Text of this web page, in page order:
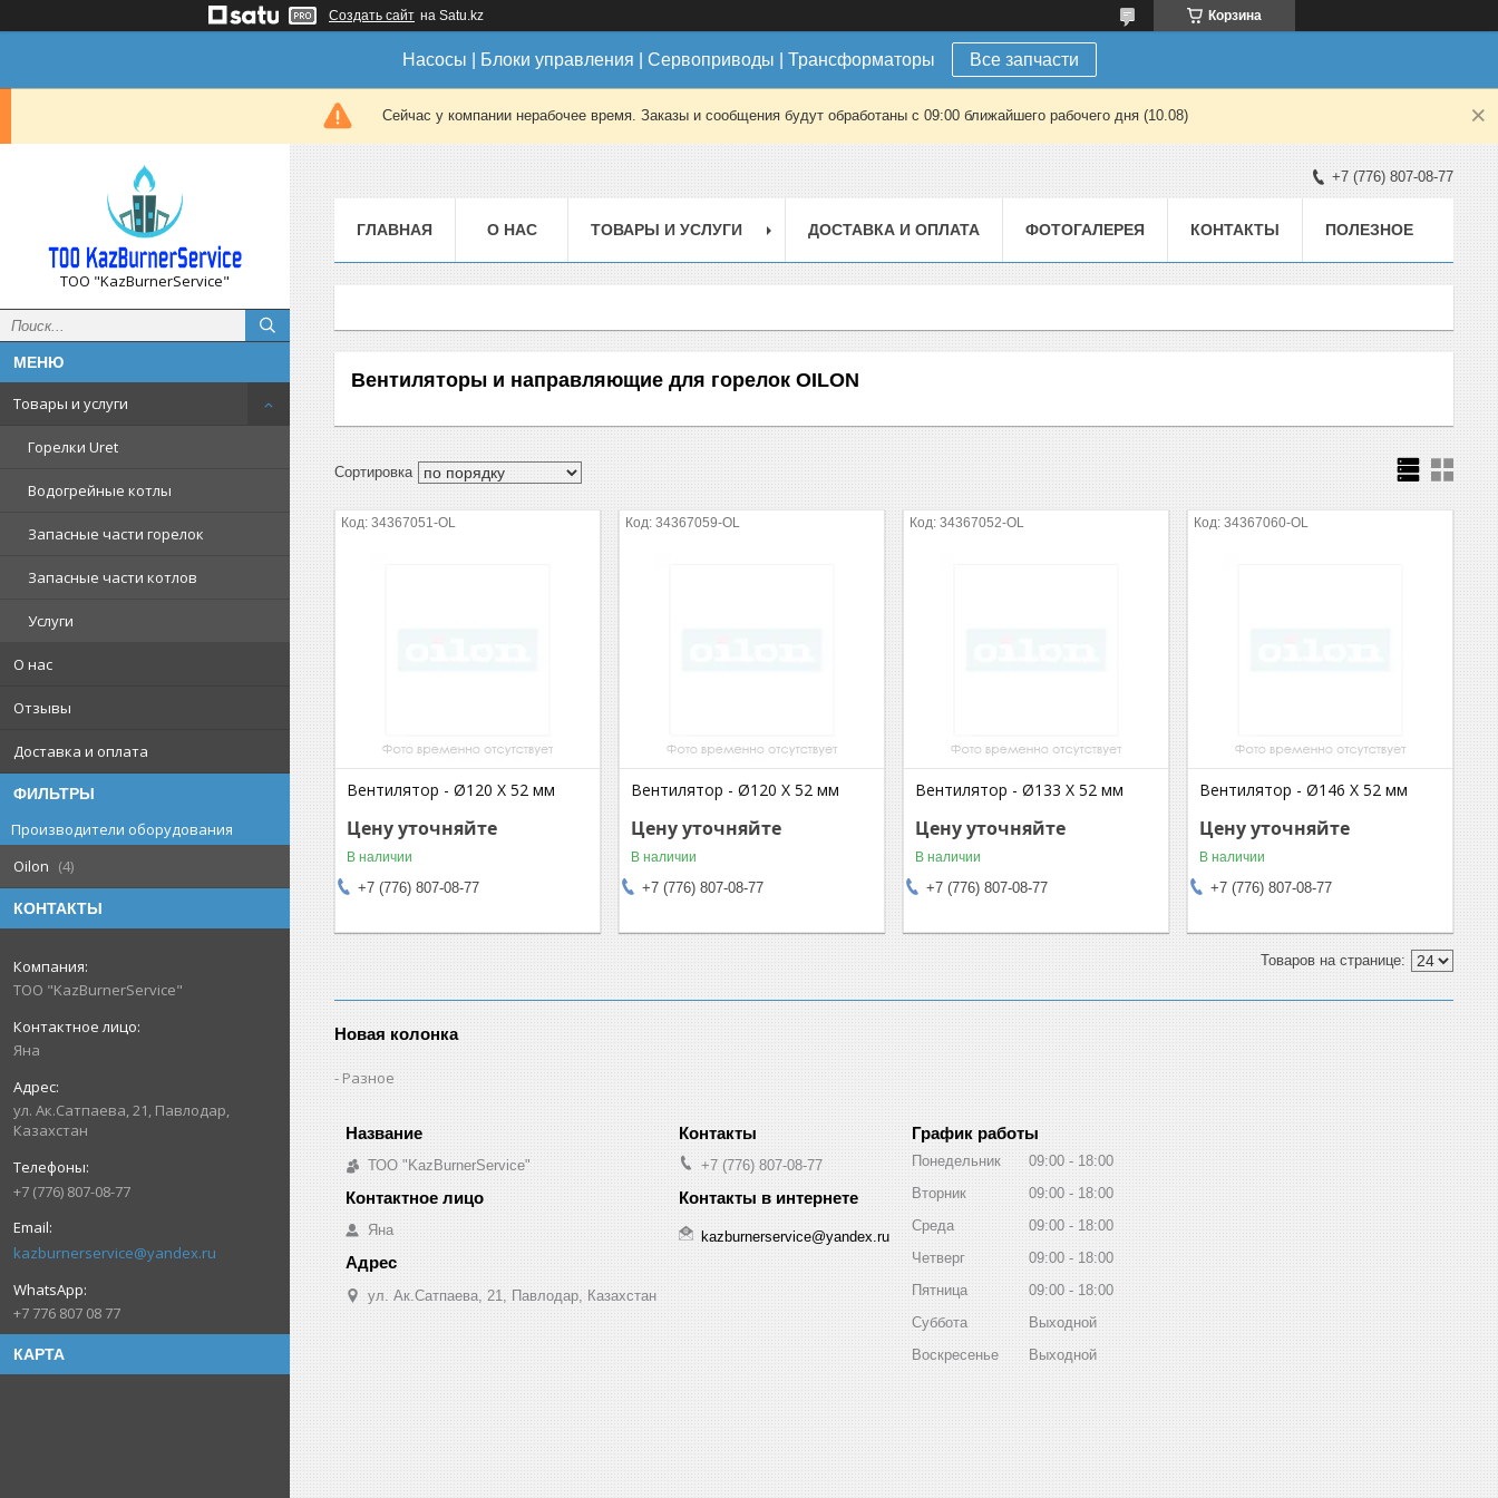
Создать сайт на Satu.kz Корзина
Насосы | Блоки управления | Сервоприводы | Трансформаторы Все запчасти
Сейчас у компании нерабочее время. Заказы и сообщения будут обработаны с 09:00 ближайшего рабочего дня (10.08)
ТОО "KazBurnerService"
Товары и услуги
Горелки Uret
Водогрейные котлы
Запасные части горелок
Запасные части котлов
Услуги
О нас
Отзывы
Доставка и оплата
ФИЛЬТРЫ
Производители оборудования
Oilon
4
КОНТАКТЫ
ТОО "KazBurnerService"
Яна
ул. Ак.Сатпаева, 21, Павлодар,
Казахстан
+7 (776) 807-08-77
kazburnerservice@yandex.ru
+7 776 807 08 77
КАРТА
+7 (776) 807-08-77
ГЛАВНАЯ О НАС ТОВАРЫ И УСЛУГИ ДОСТАВКА И ОПЛАТА ФОТОГАЛЕРЕЯ КОНТАКТЫ ПОЛЕЗНОЕ
Вентиляторы и направляющие для горелок OILON
34367051-OL
Вентилятор - Ø120 X 52 мм
Цену уточняйте
В наличии
+7 (776) 807-08-77
34367059-OL
Вентилятор - Ø120 X 52 мм
Цену уточняйте
В наличии
+7 (776) 807-08-77
34367052-OL
Вентилятор - Ø133 X 52 мм
Цену уточняйте
В наличии
+7 (776) 807-08-77
34367060-OL
Вентилятор - Ø146 X 52 мм
Цену уточняйте
В наличии
+7 (776) 807-08-77
Новая колонка
Разное
ТОО "KazBurnerService"
Яна
ул. Ак.Сатпаева, 21, Павлодар, Казахстан
+7 (776) 807-08-77
kazburnerservice@yandex.ru
График работы
Понедельник 09:00
18:00
Вторник
09:00
18:00
Среда
09:00
18:00
Четверг
09:00
18:00
Пятница
09:00
18:00
Суббота
Выходной
Воскресенье
Выходной